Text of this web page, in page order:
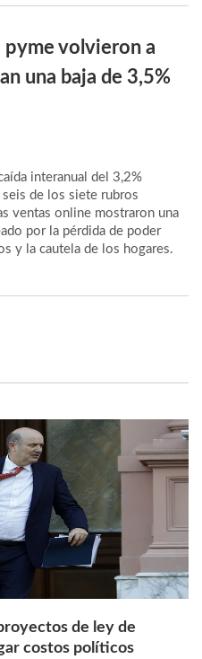
pyme volvieron a
una baja de 3,5%
interanual del 3,2%
de los siete rubros
ventas online mostraron una
por la pérdida de poder
y la cautela de los hogares.
de ley de
costos políticos